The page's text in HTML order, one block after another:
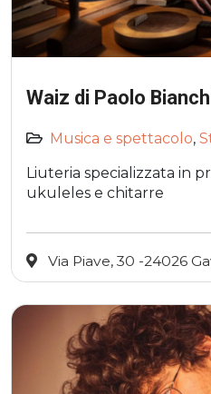
Waiz di Paolo
Musica e spettacolo,
Liuteria specializzata in
ukuleles e chitarre
Via Piave, 30 -24026